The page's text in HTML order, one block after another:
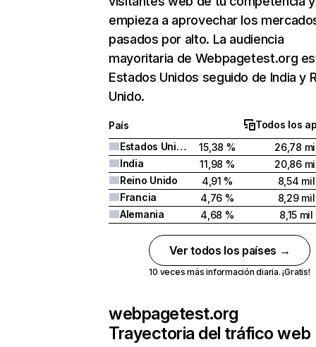
empieza a aprovechar los
pasados por alto. La audiencia
mayoritaria de Webpagetest.org
Estados Unidos seguido de India y
Unido.
País
Todos los
Estados Unidos
15,38 %
26,78
India
11,98 %
20,86
Reino Unido
4,91 %
8,54 mil
Francia
4,76 %
8,29 mil
Alemania
4,68 % 8,15 mil
Ver todos los países →
10 veces más información diaria. ¡Gratis!
webpagetest.org
Trayectoria del tráfico web